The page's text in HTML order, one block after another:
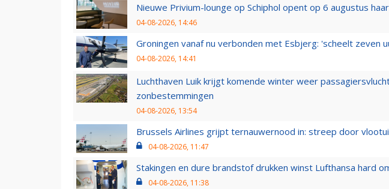
Nieuwe Privium-lounge op Schiphol opent op 6 augustus
04-08-2026, 14:46
Groningen vanaf nu verbonden met Esbjerg: 'scheelt zeven
04-08-2026, 14:41
Luchthaven Luik krijgt komende winter weer
zonbestemmingen
04-08-2026, 13:54
Brussels Airlines grijpt ternauwernood in: streep door
04-08-2026, 11:47
Stakingen en dure brandstof drukken winst Lufthansa hard
04-08-2026, 11:38